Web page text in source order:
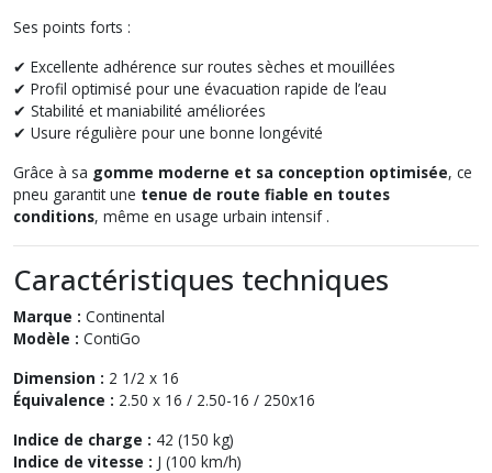
Ses points forts :
✔ Excellente adhérence sur routes sèches et mouillées
✔ Profil optimisé pour une évacuation rapide de l’eau
✔ Stabilité et maniabilité améliorées
✔ Usure régulière pour une bonne longévité
Grâce à sa gomme moderne et sa conception optimisée, ce
pneu garantit une tenue de route fiable en toutes
conditions, même en usage urbain intensif .
Caractéristiques techniques
Marque : Continental
Modèle : ContiGo
Dimension : 2 1/2 x 16
Équivalence : 2.50 x 16 / 2.50-16 / 250x16
Indice de charge : 42 (150 kg)
Indice de vitesse : J (100 km/h)